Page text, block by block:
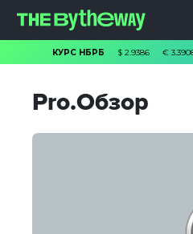
КУРС НБРБ $2.9386 €
Pro.Обзор